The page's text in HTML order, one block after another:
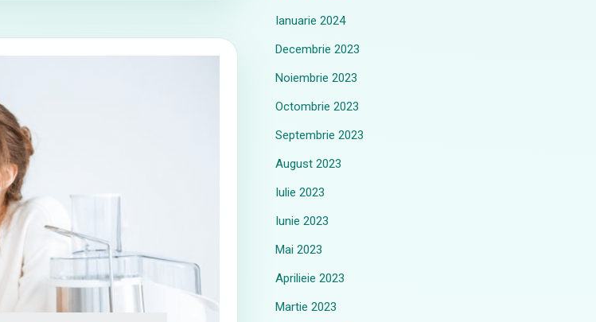
Ianuarie 2024
Decembrie 2023
Noiembrie 2023
Octombrie 2023
Septembrie 2023
August 2023
Iulie 2023
Iunie 2023
Mai 2023
Aprilieie 2023
Martie 2023